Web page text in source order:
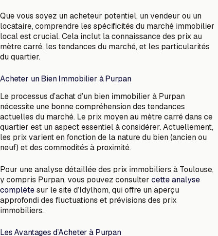
Que vous soyez un acheteur potentiel, un vendeur ou un
locataire, comprendre les spécificités du marché immobilier
local est crucial. Cela inclut la connaissance des prix au
mètre carré, les tendances du marché, et les particularités
du quartier.
Acheter un Bien Immobilier à Purpan
Le processus d’achat d’un bien immobilier à Purpan
nécessite une bonne compréhension des tendances
actuelles du marché. Le prix moyen au mètre carré dans ce
quartier est un aspect essentiel à considérer. Actuellement,
les prix varient en fonction de la nature du bien (ancien ou
neuf) et des commodités à proximité.
Pour une analyse détaillée des prix immobiliers à Toulouse,
y compris Purpan, vous pouvez consulter cette analyse
complètesur le site d’Idylhom, qui offre un aperçu
approfondi des fluctuations et prévisions des prix
immobiliers.
Les Avantages d’Acheter à Purpan